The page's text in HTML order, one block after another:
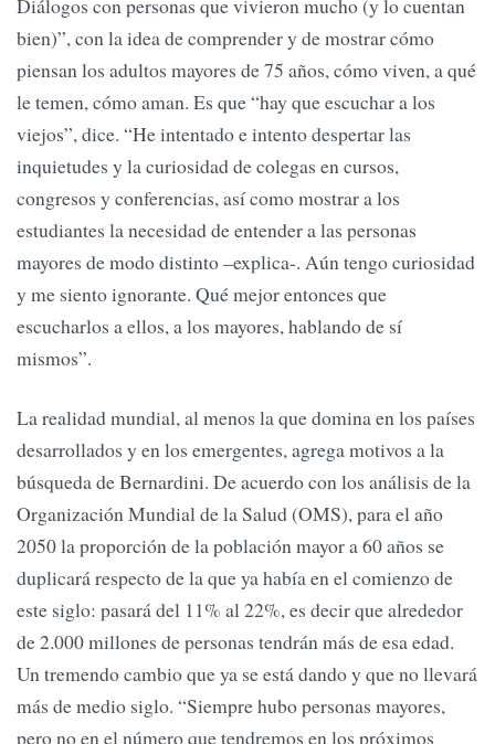
Diálogos con personas que vivieron mucho (y lo cuentan
bien)”, con la idea de comprender y de mostrar cómo
piensan los adultos mayores de 75 años, cómo viven, a qué
le temen, cómo aman. Es que “hay que escuchar a los
viejos”, dice. “He intentado e intento despertar las
inquietudes y la curiosidad de colegas en cursos,
congresos y conferencias, así como mostrar a los
estudiantes la necesidad de entender a las personas
mayores de modo distinto –explica-. Aún tengo curiosidad
y me siento ignorante. Qué mejor entonces que
escucharlos a ellos, a los mayores, hablando de sí
mismos”.
La realidad mundial, al menos la que domina en los países
desarrollados y en los emergentes, agrega motivos a la
búsqueda de Bernardini. De acuerdo con los análisis de la
Organización Mundial de la Salud (OMS), para el año
2050 la proporción de la población mayor a 60 años se
duplicará respecto de la que ya había en el comienzo de
este siglo: pasará del 11% al 22%, es decir que alrededor
de 2.000 millones de personas tendrán más de esa edad.
Un tremendo cambio que ya se está dando y que no llevará
más de medio siglo. “Siempre hubo personas mayores,
pero no en el número que tendremos en los próximos